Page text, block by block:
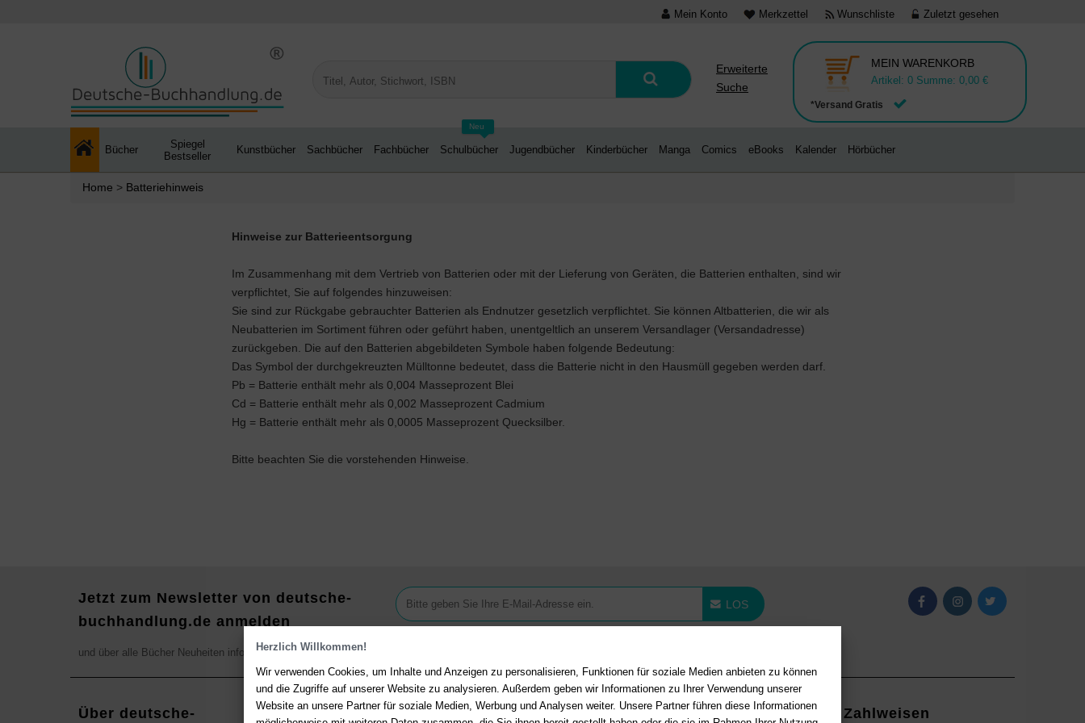
Herzlich Willkommen!
Wir verwenden Cookies, um Inhalte und Anzeigen zu personalisieren, Funktionen für soziale Medien anbieten zu können
und die Zugriffe auf unserer Website zu analysieren. Außerdem geben wir Informationen zu Ihrer Verwendung unserer
Website an unsere Partner für soziale Medien, Werbung und Analysen weiter. Unsere Partner führen diese Informationen
Mein Konto Merkzettel Wunschliste Zuletzt gesehen
Erweiterte
Suche
*Versand Gratis
MEIN WARENKORB
Artikel: 0 Summe: 0,00 €
Bücher
Spiegel
Bestseller
Kunstbücher Sachbücher Fachbücher
Neu
Schulbücher Jugendbücher Kinderbücher Manga Comics eBooks Kalender Hörbücher
Home > Batteriehinweis
Hinweise zur Batterieentsorgung
Im Zusammenhang mit dem Vertrieb von Batterien oder mit der Lieferung von Geräten, die Batterien enthalten, sind wir
verpflichtet, Sie auf folgendes hinzuweisen:
Sie sind zur Rückgabe gebrauchter Batterien als Endnutzer gesetzlich verpflichtet. Sie können Altbatterien, die wir als
Neubatterien im Sortiment führen oder geführt haben, unentgeltlich an unserem Versandlager (Versandadresse)
zurückgeben. Die auf den Batterien abgebildeten Symbole haben folgende Bedeutung:
Das Symbol der durchgekreuzten Mülltonne bedeutet, dass die Batterie nicht in den Hausmüll gegeben werden darf.
Pb = Batterie enthält mehr als 0,004 Masseprozent Blei
Cd = Batterie enthält mehr als 0,002 Masseprozent Cadmium
Hg = Batterie enthält mehr als 0,0005 Masseprozent Quecksilber.
Bitte beachten Sie die vorstehenden Hinweise.
Jetzt zum Newsletter von deutsche-
buchhandlung.de anmelden
und über alle Bücher Neuheiten informieren
LOS
Über deutsche- Ihre Vorteile bei uns Zahlweisen